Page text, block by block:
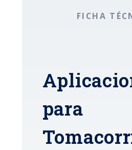
FICHA
para